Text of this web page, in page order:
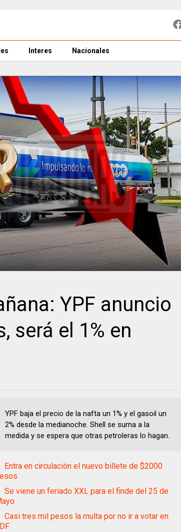
Interes Nacionales
YPF anuncio
será el 1% en
YPF baja el precio de la nafta un 1% y el gasoil un
2% desde la medianoche. Shell se suma a la
medida y se espera que otras petroleras lo hagan.
Entra en circulación el nuevo billete de $2000
Se viene un feriado XXL para el finde del 25 de
Casi tres mil pesos la multa por no ir a votar en